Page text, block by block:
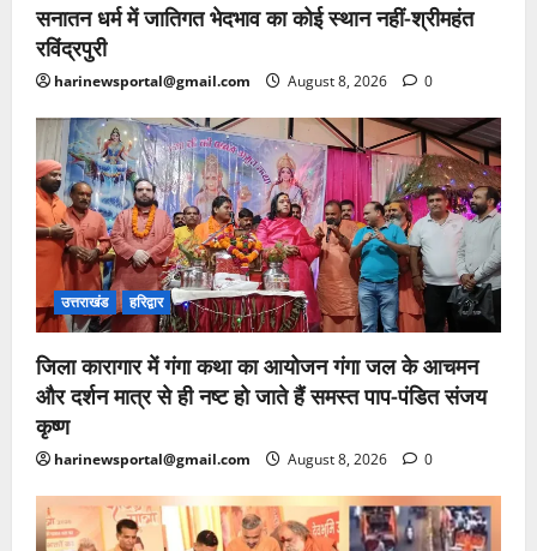
सनातन धर्म में जातिगत भेदभाव का कोई स्थान नहीं-श्रीमहंत
रविंद्रपुरी
harinewsportal@gmail.com August 8, 2026 0
उत्तराखंड हरिद्वार
जिला कारागार में गंगा कथा का आयोजन गंगा जल के आचमन
और दर्शन मात्र से ही नष्ट हो जाते हैं समस्त पाप-पंडित संजय
कृष्ण
harinewsportal@gmail.com August 8, 2026 0